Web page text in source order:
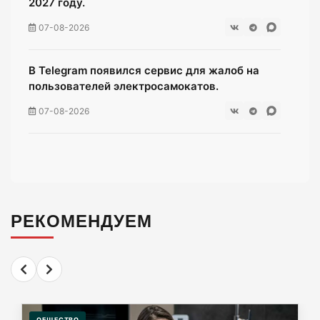
07-08-2026
В Telegram появился сервис для жалоб на
пользователей электросамокатов.
07-08-2026
Евросоюз "подкатил" 1,5 млн инкубационных
яиц к Калининграду
07-08-2026
РЕКОМЕНДУЕМ